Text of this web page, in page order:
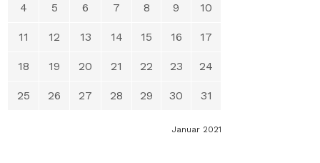
Januar 2021
4 5 6 7 8 9 10
11 12 13 14 15 16 17
18 19 20 21 22 23 24
25 26 27 28 29 30 31